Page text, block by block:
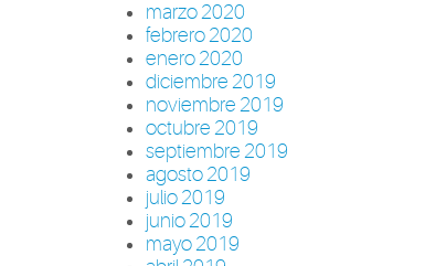
marzo 2020
febrero 2020
enero 2020
diciembre 2019
noviembre 2019
octubre 2019
septiembre 2019
agosto 2019
julio 2019
junio 2019
mayo 2019